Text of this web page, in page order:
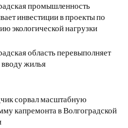
промышленность
инвестиции в проекты по
экологической нагрузки
область перевыполняет
жилья
сорвал масштабную
капремонта в Волгоградской